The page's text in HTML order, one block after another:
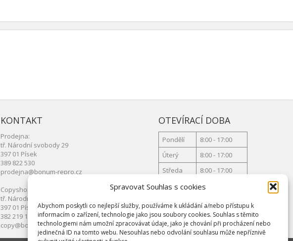
Spravovat Souhlas s cookies
Abychom poskytli co nejlepší služby, používáme k ukládání a/nebo přístupu k
informacím o zařízení, technologie jako jsou soubory cookies. Souhlas s těmito
technologiemi nám umožní zpracovávat údaje, jako je chování při procházení nebo
jedinečná ID na tomto webu. Nesouhlas nebo odvolání souhlasu může nepříznivě
KONTAKT
Prodejna:
tř. Národní svobody 29
397 01 Písek
389 822 530
prodejna@bonum-repro.cz
Copyshop:
tř. Národní svobody 29
397 01 Písek
382 219 150
copy@bonum-repro.cz
OTEVÍRACÍ DOBA
Pondělí
8:00 - 17:00
Úterý
8:00 - 17:00
Středa
8:00 - 17:00
Čtvrtek
8:00 - 17:00
Pátek
8:00 - 17:00